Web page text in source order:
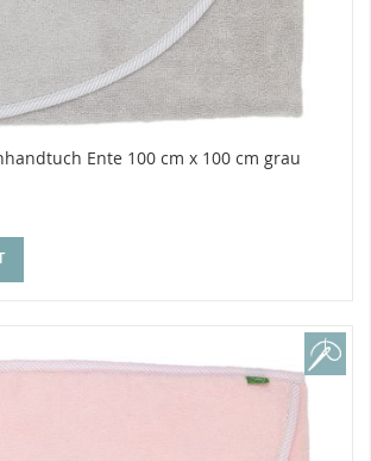
Ente 100 cm x 100 cm grau